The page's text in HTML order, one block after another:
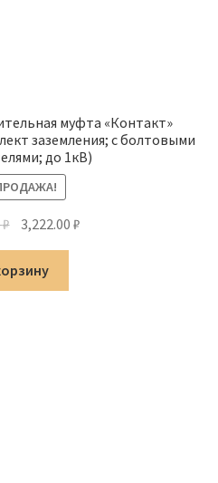
муфта «Контакт»
заземления; с болтовыми
до 1кВ)
₽ Первоначальная
цена
составляла
3,791.00 ₽.
3,222.00₽